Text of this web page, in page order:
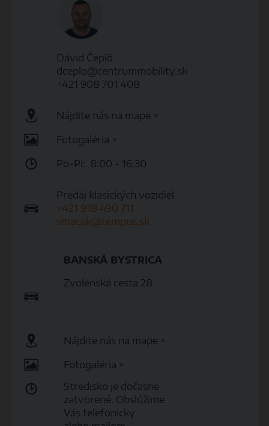
Dávid Čeplö
dceplo@centrummobility.sk
+421 908 701 408
Nájdite nás na mape >
Fotogaléria >
Po-Pi: 8:00 - 16:30
Predaj klasických vozidiel
+421 918 490 711
smacak@tempus.sk
BANSKÁ BYSTRICA
Zvolenská cesta 28​​​
Nájdite nás na mape >
Fotogaléria >
Stredisko je dočasne
zatvorené. Obslúžime
Vás telefonicky